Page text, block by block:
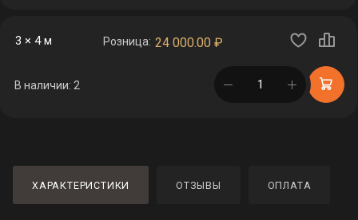
3 × 4 м Розница: 24 000.00 ₽
В наличии: 2 в корзине
ХАРАКТЕРИСТИКИ ОТЗЫВЫ ОПЛАТА